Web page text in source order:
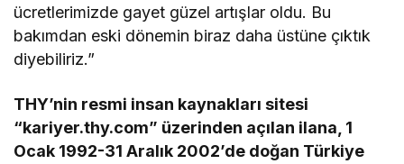
ücretlerimizde gayet güzel artışlar oldu. Bu
bakımdan eski dönemin biraz daha üstüne çıktık
diyebiliriz.”
THY’nin resmi insan kaynakları sitesi
“kariyer.thy.com” üzerinden açılan ilana, 1
Ocak 1992-31 Aralık 2002’de doğan Türkiye